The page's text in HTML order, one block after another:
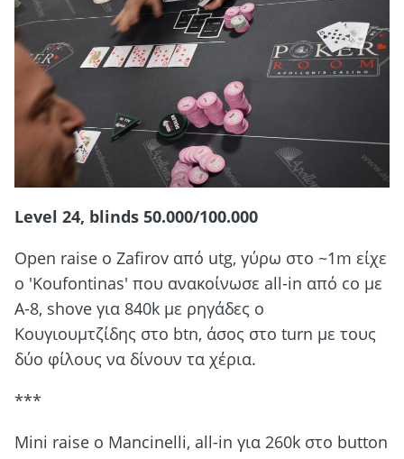
Level 24, blinds 50.000/100.000
Open raise o Zafirov από utg, γύρω στο ~1m είχε
ο 'Koufontinas' που ανακοίνωσε all-in από co με
Α-8, shοve για 840k με ρηγάδες ο
Κουγιουμτζίδης στο btn, άσος στο turn με τους
δύο φίλους να δίνουν τα χέρια.
***
Μini raise o Mancinelli, all-in για 260k στο button